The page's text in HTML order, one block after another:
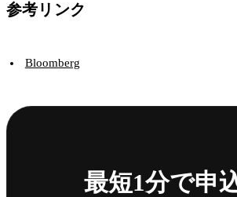
参考リンク
Bloomberg
最短1分で申